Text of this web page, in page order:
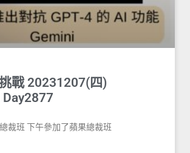
戰 20231207(四)
裁班 下午參加了蘋果總裁班